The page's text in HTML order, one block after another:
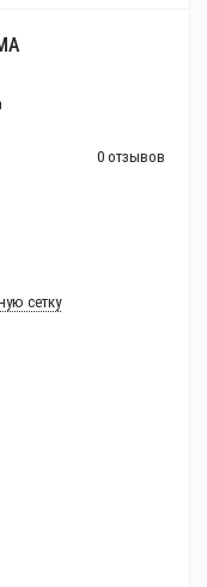
0 отзывов
сетку